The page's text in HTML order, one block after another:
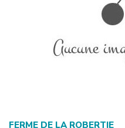
FERME DE LA ROBERTIE